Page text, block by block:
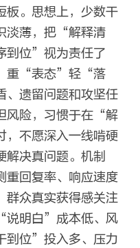
板。思想上，少数干
淡薄，把“解释清
到位”视为责任了
重“表态”轻“落
遗留问题和攻坚任
风险，习惯于在“解
不愿深入一线啃硬
解决真问题。机制
重回复率、响应速度
群众真实获得感关注
说明白”成本低、风
位”投入多、压力